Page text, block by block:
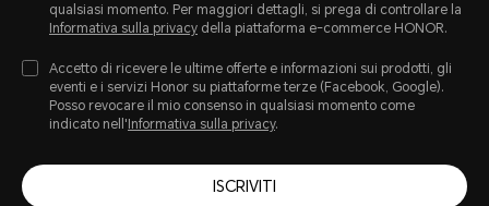
qualsiasi momento. Per maggiori dettagli, si prega di controllare la
Informativa sulla privacy della piattaforma e-commerce HONOR.
Accetto di ricevere le ultime offerte e informazioni sui prodotti, gli
eventi e i servizi Honor su piattaforme terze (Facebook, Google).
Posso revocare il mio consenso in qualsiasi momento come
indicato nell'Informativa sulla privacy.
ISCRIVITI